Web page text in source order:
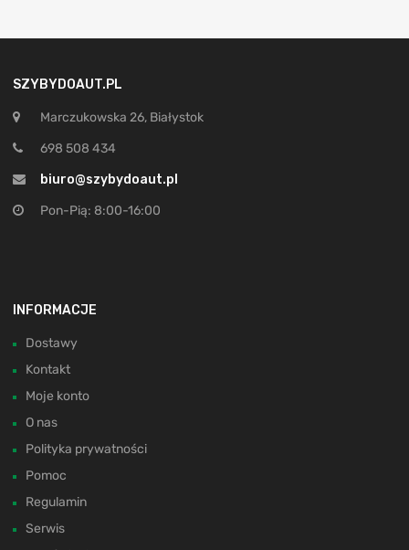
SZYBYDOAUT.PL
Marczukowska 26, Białystok
698 508 434
biuro@szybydoaut.pl
Pon-Pią: 8:00-16:00
INFORMACJE
Dostawy
Kontakt
Moje konto
O nas
Polityka prywatności
Pomoc
Regulamin
Serwis